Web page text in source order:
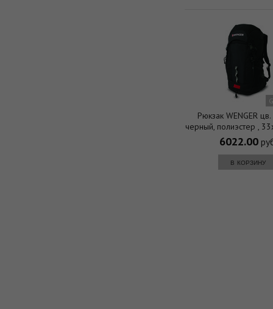
Рюкзак WENGER
черный, полиэстер ,
(50л.)
6022.00
в корзину